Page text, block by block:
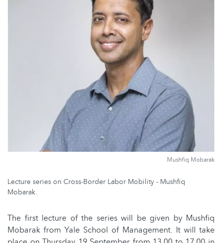
Mushfiq Mobarak
Lecture series on Cross-Border Labor Mobility - Mushfiq
Mobarak.
The first lecture of the series will be given by Mushfiq
Mobarak from Yale School of Management. It will take